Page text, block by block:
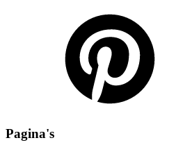
Pagina's